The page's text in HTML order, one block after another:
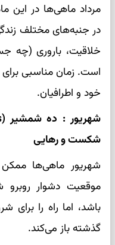
مرداد ماهی‌ها در این
در جنبه‌های مختلف
خلاقیت، باروری (چه
است. زمان مناسبی
خود و اطرافیان.
شکست و رهایی
شهریور ماهی‌ها
موقعیت دشوار روبرو
باشد، اما راه را برای
گذشته باز می‌کند.